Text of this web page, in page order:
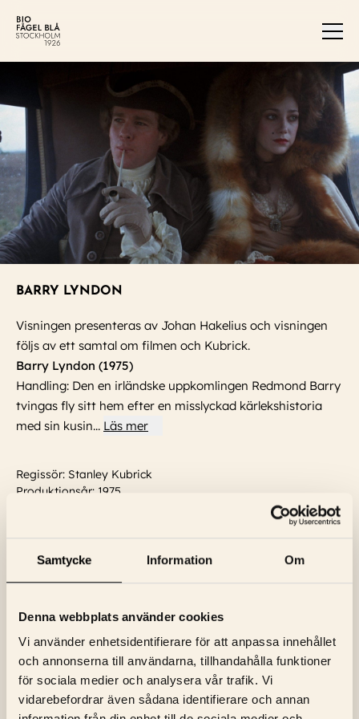
Samtycke Information Om
Denna webbplats använder cookies
Vi använder enhetsidentifierare för att anpassa innehållet
och annonserna till användarna, tillhandahålla funktioner
för sociala medier och analysera vår trafik. Vi
vidarebefordrar även sådana identifierare och annan
BARRY LYNDON
Visningen presenteras av Johan Hakelius och visningen
följs av ett samtal om filmen och Kubrick.
Barry Lyndon (1975)
Handling: Den en irländske uppkomlingen Redmond Barry
tvingas fly sitt hem efter en misslyckad kärlekshistoria
med sin kusin... Läs mer
Regissör: Stanley Kubrick
Produktionsår: 1975
Skådespelare:Marisa Berenson, Philip Stone, Vivian Kubrick,
Leon Vitali, Ryan O'Neal, Michael Hordern, André Morell,